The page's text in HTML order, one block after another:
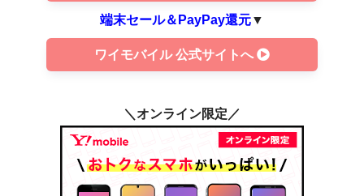
端末セール＆PayPay還元▼
ワイモバイル 公式サイトへ
＼オンライン限定／